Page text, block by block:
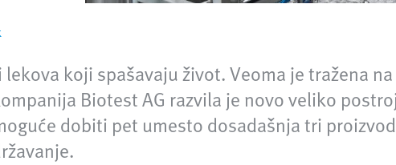
koji spašavaju život. Veoma je tražena
Biotest AG razvila je novo veliko
dobiti pet umesto dosadašnja tri